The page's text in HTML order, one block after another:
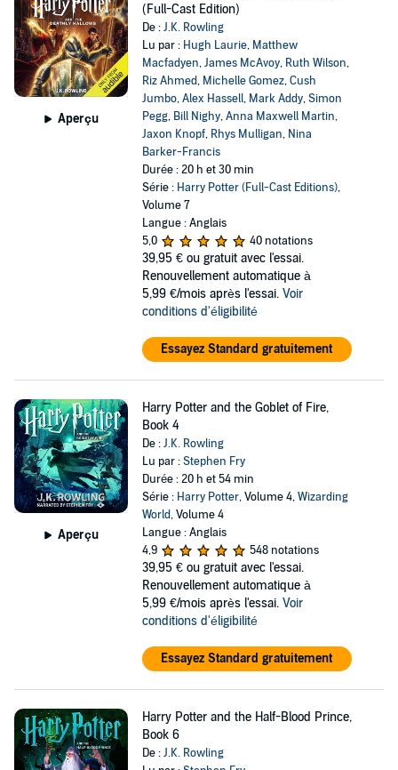
Aperçu
(Full-Cast Edition)
De :J.K. Rowling
Lu par : Hugh Laurie, Matthew
Macfadyen,James McAvoy, Ruth Wilson,
Riz Ahmed, Michelle Gomez,Cush
Jumbo,Alex Hassell, Mark Addy,Simon
Pegg, Bill Nighy,Anna Maxwell Martin,
Jaxon Knopf, Rhys Mulligan, Nina
Barker-Francis
Durée : 20 h et 30 min
Série : Harry Potter (Full-Cast Editions),
Volume 7
Langue : Anglais
5,0
40 notations
39,95 € ou gratuit avec l'essai.
Renouvellement automatique à
5,99 €/mois après l'essai. Voir
conditions d'éligibilité
Essayez Standard gratuitement
Aperçu
Harry Potter and the Goblet of Fire,
Book 4
De :J.K. Rowling
Lu par :Stephen Fry
Durée : 20 h et 54 min
Série : Harry Potter, Volume 4,Wizarding
World, Volume 4
Langue : Anglais
4,9
548 notations
39,95 € ou gratuit avec l'essai.
Renouvellement automatique à
5,99 €/mois après l'essai. Voir
conditions d'éligibilité
Essayez Standard gratuitement
Harry Potter and the Half-Blood Prince,
Book 6
De :J.K. Rowling